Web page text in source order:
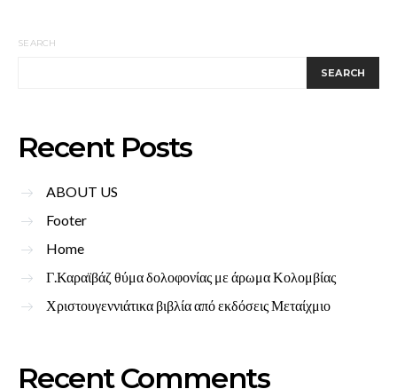
SEARCH
SEARCH
Recent Posts
ABOUT US
Footer
Home
Γ.Καραϊβάζ θύμα δολοφονίας με άρωμα Κολομβίας
Χριστουγεννιάτικα βιβλία από εκδόσεις Μεταίχμιο
Recent Comments